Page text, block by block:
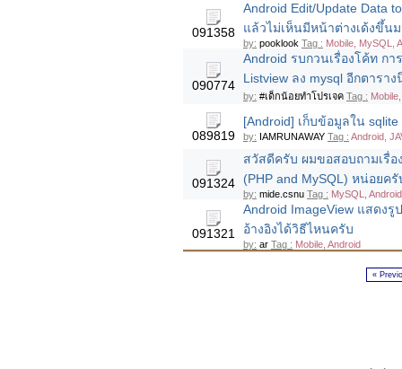
091358
Android Edit/Update Data
แล้วไม่เห็นมีหน้าต่างเด้งขึ้น
by: pooklook Tag : Mobile, MySQL,
090774
Android รบกวนเรื่องโค้ท กา
Listview ลง mysql อีกตารา
by: #เด็กน้อยทำโปรเจค Tag :
089819
[Android] เก็บข้อมูลใน
by: IAMRUNAWAY Tag : Android,
091324
สวัสดีครับ ผมขอสอบถามเรื่อ
(PHP and MySQL) หน่อยครั
by: mide.csnu Tag : MySQL,
091321
Android ImageView แสดง
อ้างอิงได้วิธีไหนครับ
by: ar Tag : Mobile, Android
«